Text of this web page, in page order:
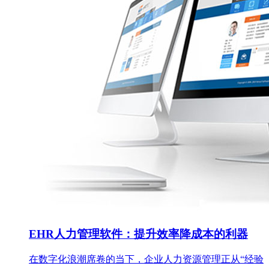
EHR人力管理软件：提升效率降成本的利器
在数字化浪潮席卷的当下，企业人力资源管理正从“经验